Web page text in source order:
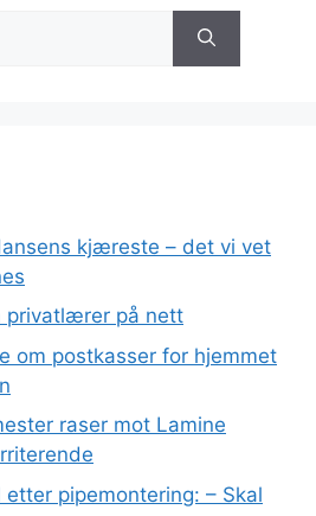
kjæreste – det vi vet
privatlærer på nett
om postkasser for hjemmet
raser mot Lamine
pipemontering: – Skal